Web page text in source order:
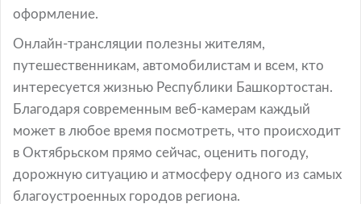
оформление.
Онлайн-трансляции полезны жителям,
путешественникам, автомобилистам и всем, кто
интересуется жизнью Республики Башкортостан.
Благодаря современным веб-камерам каждый
может в любое время посмотреть, что происходит
в Октябрьском прямо сейчас, оценить погоду,
дорожную ситуацию и атмосферу одного из самых
благоустроенных городов региона.